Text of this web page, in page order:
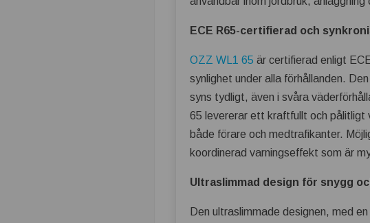
ECE R65-certifierad och
OZZ WL1 65 är certifierad enligt
synlighet under alla förhållanden.
syns tydligt, även i svåra
65 levererar ett kraftfullt och pålitligt
både förare och medtrafikanter.
koordinerad varningseffekt som är
Ultraslimmad design för snygg
Den ultraslimmade designen, med